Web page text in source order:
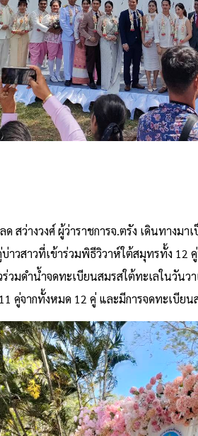
ด สว่างวงศ์ ผู้ว่าราชการจ.ตรัง เดินทาง
าวสาวที่เข้าร่วมพิธีวิวาห์ใต้สมุทรทั้ง
วมดำน้ำจดทะเบียนสมรสใต้ทะเลในวัน
คู่จากทั้งหมด 12 คู่ และมีการจดทะเบียน